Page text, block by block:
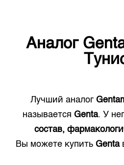
Аналог
Лучший аналог
называется Genta. У
состав,
Вы можете купить Genta